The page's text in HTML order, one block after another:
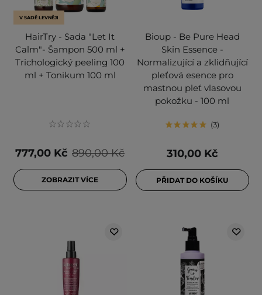
V SADĚ LEVNĚJI
HairTry - Sada "Let It
Calm"- Šampon 500 ml +
Trichologický peeling 100
ml + Tonikum 100 ml
890,00 Kč
777,00 Kč
ZOBRAZIT VÍCE
Bioup - Be Pure Head
Skin Essence -
Normalizující a zklidňující
pleťová esence pro
mastnou pleť vlasovou
pokožku - 100 ml
3
310,00 Kč
PŘIDAT DO KOŠÍKU